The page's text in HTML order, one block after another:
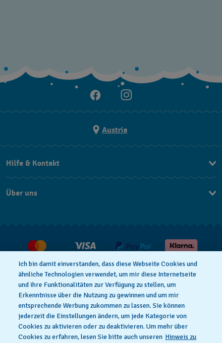
Austria
Hilfe & Kontakt
Verkaufs- & Lieferbedingungen
Vertrag widerrufen
Über uns
Datenschutzbedingungen Hinweis Zu Cookies
Ich bin damit einverstanden, dass diese Webseite Cookies und
ähnliche Technologien verwendet, um mir diese Internetseite
und ihre Funktionalitäten zur Verfügung zu stellen, um
Erkenntnisse über die Nutzung zu gewinnen und um mir
entsprechende Werbung zukommen zu lassen. Sie können
jederzeit die Einstellungen ändern, um jede Kategorie von
Cookies zu aktivieren oder zu deaktivieren. Um mehr über
Cookies zu erfahren, lesen Sie bitte auch unseren Hinweis zu